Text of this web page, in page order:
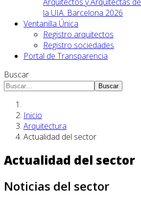
la UIA. Barcelona 2026
Ventanilla Única
Registro arquitectos
Registro sociedades
Portal de Transparencia
Buscar
Buscar
Inicio
Arquitectura
Actualidad del sector
Actualidad del sector
Noticias del sector